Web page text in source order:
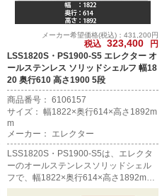
メーカー希望価格(税込)：431,200円
税込 323,400
円
LSS1820S・PS1900-S5 エレクター オ
ールステンレス ソリッドシェルフ 幅18
20 奥行610 高さ1900 5段
商品番号： 6106157
サイズ： 幅1822×奥行614×高さ1892m
m
メーカー： エレクター
LSS1820S・PS1900-S5は、エレクタ
ーのオールステンレスソリッドシェル
フで、幅1822×奥行614×高さ1892mm
の5段です。